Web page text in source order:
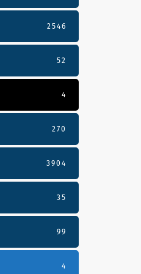
2546
52
4
270
3904
35
99
4